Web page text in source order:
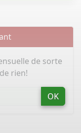
de sorte
rien!
OK